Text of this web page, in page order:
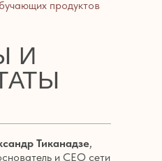
продуктов
И
Тиканадзе,
и СЕО сети